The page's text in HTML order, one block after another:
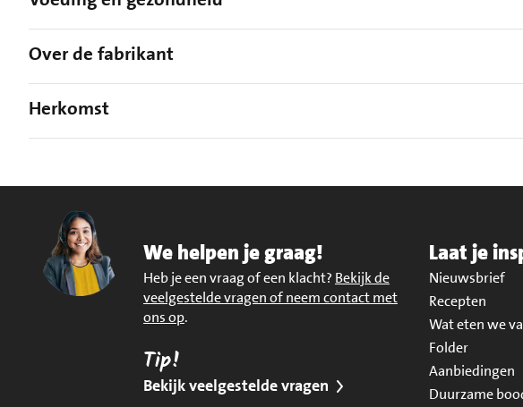
Over de fabrikant
Herkomst
We helpen je graag!
Heb je een vraag of een klacht? Bekijk de
veelgestelde vragen of neem contact met
ons op.
Tip!
Bekijk veelgestelde vragen
Laat je
Nieuwsbrief
Recepten
Wat eten we
Folder
Aanbiedingen
Duurzame